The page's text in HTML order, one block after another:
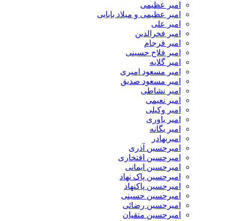
امیر عظیمی
امیر عظیمی و میلاد بابایی
امیر علی
امیر فخرالدین
امیر فرجام
امیر فلاح حسینی
امیر گلایه
امیر مسعود امیری
امیر مسعود صدیق
امیر نشاطی
امیر نعیمی
امیر وکیلی
امیر یاوری
امیر یگانه
امیربهادر
امیرحسین آذری
امیرحسین افتخاری
امیرحسین ایمانی
امیرحسین پاک نهاد
امیرحسین پاکنهاد
امیرحسین حسینی
امیرحسین رضائی
امیرحسین متقیان